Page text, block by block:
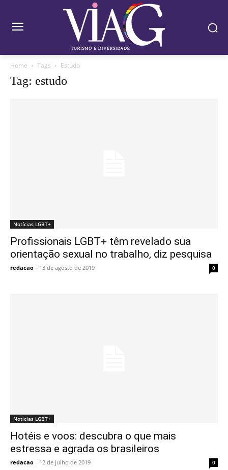
Home Tags Estudo
Tag: estudo
Notícias LGBT+
Profissionais LGBT+ têm revelado sua
orientação sexual no trabalho, diz pesquisa
redacao - 13 de agosto de 2019 0
Notícias LGBT+
Hotéis e voos: descubra o que mais
estressa e agrada os brasileiros
redacao - 12 de julho de 2019 0